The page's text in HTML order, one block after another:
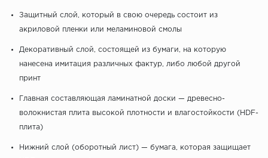
Защитный слой, который в свою очередь состоит из
акриловой пленки или меламиновой смолы
Декоративный слой, состоящей из бумаги, на которую
нанесена имитация различных фактур, либо любой другой
принт
Главная составляющая ламинатной доски — древесно-
волокнистая плита высокой плотности и влагостойкости (HDF-
плита)
Нижний слой (оборотный лист) — бумага, которая защищает